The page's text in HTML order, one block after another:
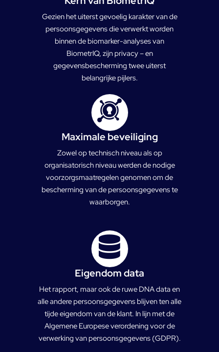
Gezien het uiterst gevoelig karakter van de
persoonsgegevens die verwerkt worden
binnen de biomarker-analyses van
BiometrIQ, zijn privacy – en
gegevensbescherming twee uiterst
belangrijke pijlers.
Maximale beveiliging
Zowel op technisch niveau als op
organisatorisch niveau werden de nodige
voorzorgsmaatregelen genomen om de
bescherming van de persoonsgegevens te
waarborgen.
Eigendom data
Het rapport, maar ook de ruwe DNA data en
alle andere persoonsgegevens blijven ten alle
tijde eigendom van de klant. In lijn met de
Algemene Europese verordening voor de
verwerking van persoonsgegevens (GDPR).